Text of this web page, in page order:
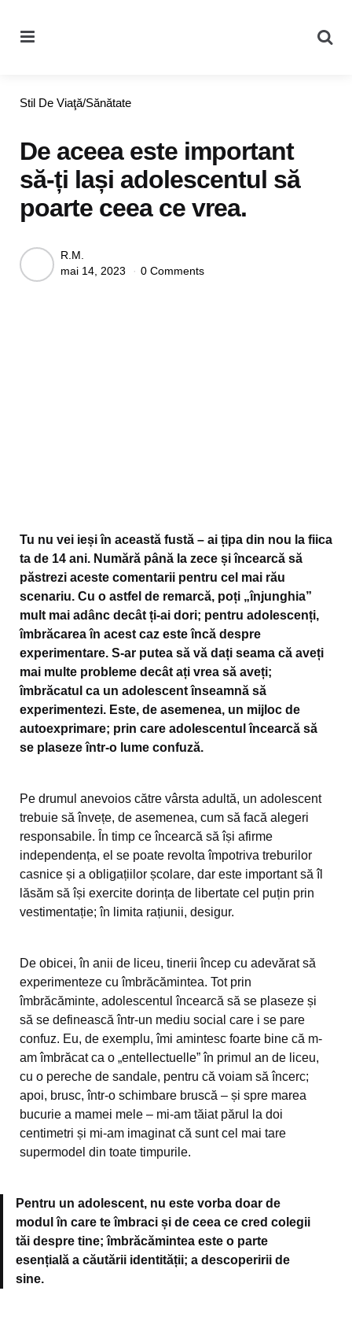
Categories
Stil De Viaţă/Sănătate
De aceea este important
să-ți lași adolescentul să
poarte ceea ce vrea.
Posted
by
R.M.
mai 14, 2023
0 Comments
Tu nu vei ieși în această fustă – ai țipa din nou la fiica
ta de 14 ani. Numără până la zece și încearcă să
păstrezi aceste comentarii pentru cel mai rău
scenariu. Cu o astfel de remarcă, poți „înjunghia”
mult mai adânc decât ți-ai dori; pentru adolescenți,
îmbrăcarea în acest caz este încă despre
experimentare. S-ar putea să vă dați seama că aveți
mai multe probleme decât ați vrea să aveți;
îmbrăcatul ca un adolescent înseamnă să
experimentezi. Este, de asemenea, un mijloc de
autoexprimare; prin care adolescentul încearcă să
se plaseze într-o lume confuză.
Pe drumul anevoios către vârsta adultă, un adolescent
trebuie să învețe, de asemenea, cum să facă alegeri
responsabile. În timp ce încearcă să își afirme
independența, el se poate revolta împotriva treburilor
casnice și a obligațiilor școlare, dar este important să îl
lăsăm să își exercite dorința de libertate cel puțin prin
vestimentație; în limita rațiunii, desigur.
De obicei, în anii de liceu, tinerii încep cu adevărat să
experimenteze cu îmbrăcămintea. Tot prin
îmbrăcăminte, adolescentul încearcă să se plaseze și
să se definească într-un mediu social care i se pare
confuz. Eu, de exemplu, îmi amintesc foarte bine că m-
am îmbrăcat ca o „entellectuelle” în primul an de liceu,
cu o pereche de sandale, pentru că voiam să încerc;
apoi, brusc, într-o schimbare bruscă – și spre marea
bucurie a mamei mele – mi-am tăiat părul la doi
centimetri și mi-am imaginat că sunt cel mai tare
supermodel din toate timpurile.
Pentru un adolescent, nu este vorba doar de
modul în care te îmbraci și de ceea ce cred colegii
tăi despre tine; îmbrăcămintea este o parte
esențială a căutării identității; a descoperirii de
sine.